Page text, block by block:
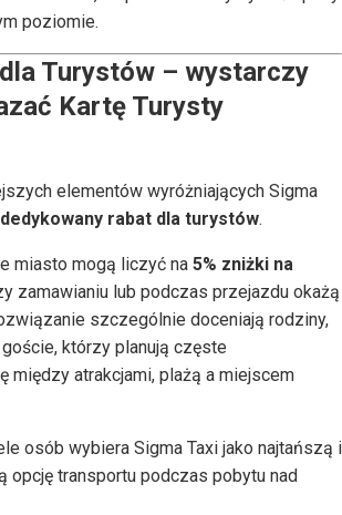
poziomie.
Turystów – wystarczy
Kartę Turysty
elementów wyróżniających Sigma
dedykowany rabat dla turystów.
miasto mogą liczyć na 5% zniżki na
zamawianiu lub podczas przejazdu okażą
szczególnie doceniają rodziny,
którzy planują częste
między atrakcjami, plażą a miejscem
osób wybiera Sigma Taxi jako najtańszą i
opcję transportu podczas pobytu nad